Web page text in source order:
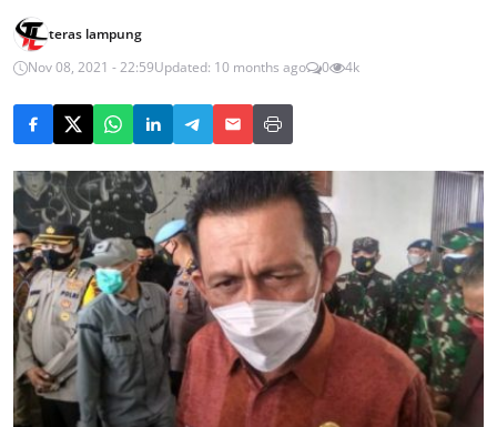
teras lampung
Nov 08, 2021 - 22:59Updated: 10 months ago 0 4k